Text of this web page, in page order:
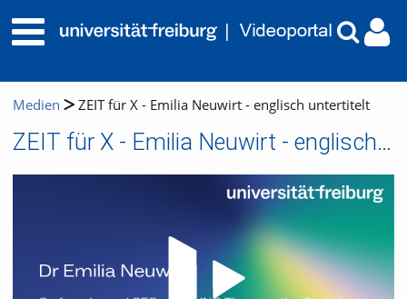
Medien ZEIT für X - Emilia Neuwirt - englisch untertitelt
ZEIT für X - Emilia Neuwirt - englisch untertitelt